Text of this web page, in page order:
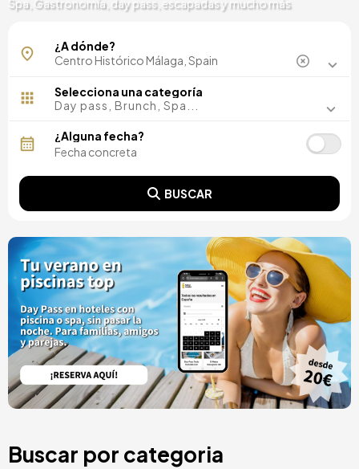
Spa, Gastronomía, day pass, escapadas y mucho más
¿A dónde?
Selecciona una categoría
Day pass, Brunch, Spa...
¿Alguna fecha?
BUSCAR
Buscar por categoria